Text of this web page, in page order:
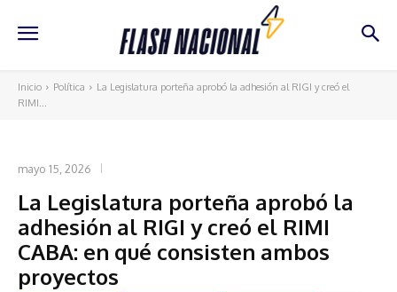
Inicio Política
La Legislatura porteña aprobó la adhesión al RIGI y creó el
RIMI...
mayo 15, 2026
La Legislatura porteña aprobó la
adhesión al RIGI y creó el RIMI
CABA: en qué consisten ambos
proyectos